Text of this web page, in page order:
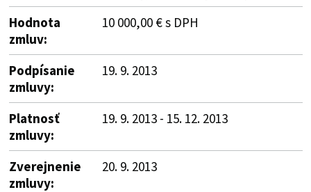
Hodnota
zmluv:
10 000,00 € s DPH
Podpísanie
zmluvy:
19. 9. 2013
Platnosť
zmluvy:
19. 9. 2013 - 15. 12. 2013
Zverejnenie
zmluvy:
20. 9. 2013